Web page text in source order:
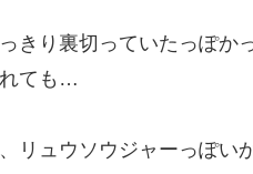
きり裏切っていたっぽか
ても…
リュウソウジャーっぽい